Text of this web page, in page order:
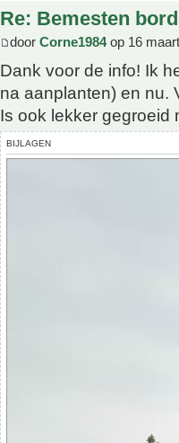
Re: Bemesten
door Corne1984op 16
Dank voor de info! Ik
na aanplanten) en nu.
Is ook lekker gegroeid
BIJLAGEN